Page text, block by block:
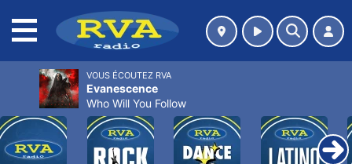
VOUS ÉCOUTEZ RVA
Evanescence
Who Will You Follow